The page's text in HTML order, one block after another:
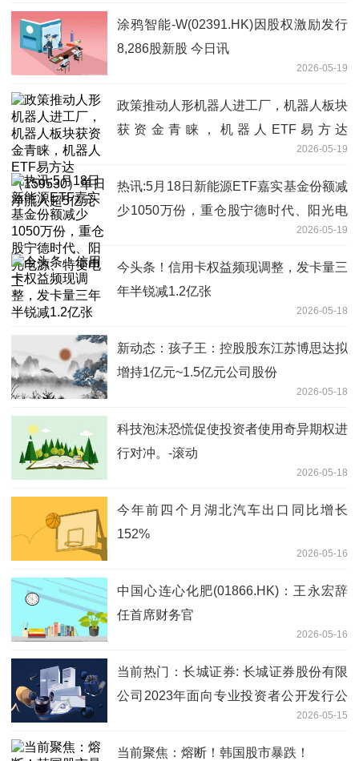
涂鸦智能-W(02391.HK)因股权激励发行
8,286股新股 今日讯
2026-05-19
政策推动人形机器人进工厂，机器人板块
获资金青睐，机器人ETF易方达
2026-05-19
热讯:5月18日新能源ETF嘉实基金份额减
少1050万份，重仓股宁德时代、阳光电
2026-05-19
今头条！信用卡权益频现调整，发卡量三
年半锐减1.2亿张
2026-05-18
新动态：孩子王：控股股东江苏博思达拟
增持1亿元~1.5亿元公司股份
2026-05-18
科技泡沫恐慌促使投资者使用奇异期权进
行对冲。-滚动
2026-05-18
今年前四个月湖北汽车出口同比增长
152%
2026-05-16
中国心连心化肥(01866.HK)：王永宏辞
任首席财务官
2026-05-16
当前热门：长城证券: 长城证券股份有限
公司2023年面向专业投资者公开发行公
司债券（第三期）（品种一）付息兑付暨
摘牌公告
2026-05-15
当前聚焦：熔断！韩国股市暴跌！